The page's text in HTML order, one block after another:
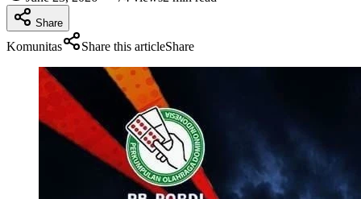
Share
Komunitas Share this articleShare